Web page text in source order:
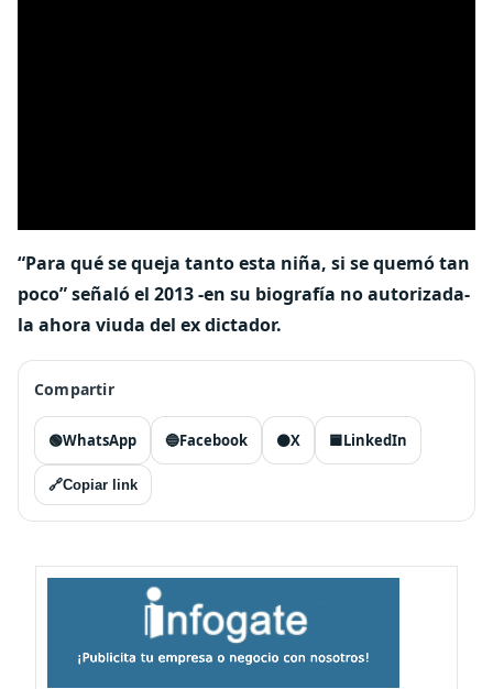
“Para qué se queja tanto esta niña, si se quemó tan
poco” señaló el 2013 -en su biografía no autorizada-
la ahora viuda del ex dictador.
Compartir
🟢WhatsApp 🔵Facebook ⚫X 🟦LinkedIn
🔗Copiar link